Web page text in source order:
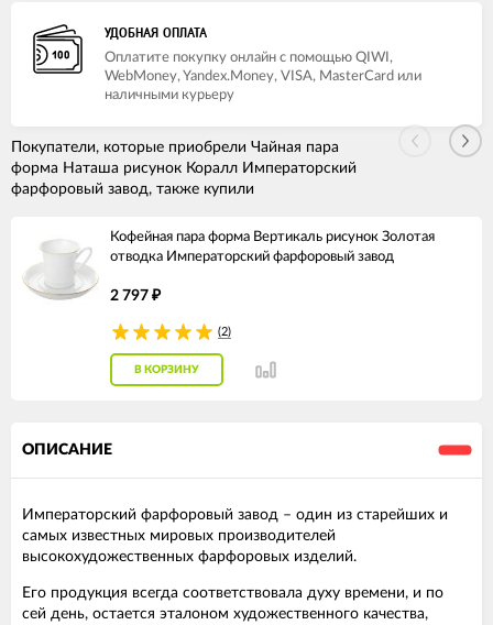
УДОБНАЯ ОПЛАТА
Оплатите покупку онлайн с помощью QIWI,
WebMoney, Yandex.Money, VISA, MasterCard или
наличными курьеру
Покупатели, которые приобрели Чайная пара
форма Наташа рисунок Коралл Императорский
фарфоровый завод, также купили
Кофейная пара форма Вертикаль рисунок Золотая
отводка Императорский фарфоровый завод
2 797 ₽
(2)
В КОРЗИНУ
ОПИСАНИЕ
Императорский фарфоровый завод – один из старейших и
самых известных мировых производителей
высокохудожественных фарфоровых изделий.
Его продукция всегда соответствовала духу времени, и по
сей день, остается эталоном художественного качества,